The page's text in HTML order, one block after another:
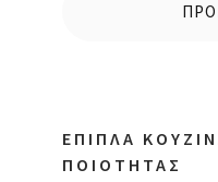
ΕΠΙΠΛΑ
ΠΟΙΟΤΗΤΑΣ